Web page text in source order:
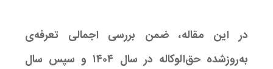
در این مقاله، ضمن بررسی اجمالی تعرفه‌ی
به‌روزشده حق‌الوکاله در سال ۱۴۰۴ و سپس سال